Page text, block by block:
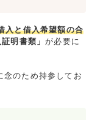
入と借入希望額の合
証明書類」が必要に
念のため持参してお